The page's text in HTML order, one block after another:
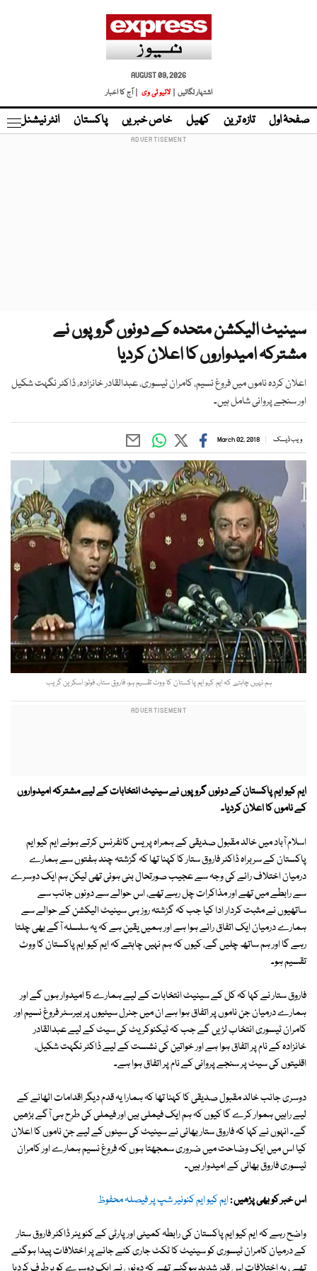
AUGUST 09, 2026
اشتہار لگائیں |
لائیو ٹی وی | آج کا اخبار
صفحۂ اول تازہ ترین کھیل خاص خبریں پاکستان انٹر نیشنل
سینیٹ الیکشن متحدہ کے دونوں گروپوں نے
مشترکہ امیدواروں کا اعلان کردیا
اعلان کردہ ناموں میں فروغ نسیم، کامران ٹیسوری، عبدالقادر خانزادہ، ڈاکٹر نگہت شکیل
اور سنجے پروانی شامل ہیں۔
ویب ڈیسک March 02, 2018
ہم نہیں چاہتے کہ ایم کیو ایم پاکستان کا ووٹ تقسیم ہو، فاروق ستار۔ فوٹو: اسکرین گریب
ایم کیو ایم پاکستان کے دونوں گروپوں نے سینیٹ انتخابات کے لیے مشترکہ امیدواروں
کے ناموں کا اعلان کردیا۔
اسلام آباد میں خالد مقبول صدیقی کے ہمراہ پریس کانفرنس کرتے ہوئے ایم کیو ایم
پاکستان کے سربراہ ڈاکٹر فاروق ستار کا کہنا تھا کہ گزشتہ چند ہفتوں سے ہمارے
درمیان اختلاف رائے کی وجہ سے عجیب صورتحال بنی ہوئی تھی لیکن ہم ایک دوسرے
سے رابطے میں تھے اور مذاکرات چل رہے تھے، اس حوالے سے دونوں جانب سے
ساتھیوں نے مثبت کردار ادا کیا جب کہ گزشتہ روز ہی سینیٹ الیکشن کے حوالے سے
ہمارے درمیان ایک اتفاق رائے ہوا ہے اور ہمیں یقین ہے کہ یہ سلسلہ آگے بھی چلتا
رہے گا اور ہم ساتھ چلیں گے، کیوں کہ ہم نہیں چاہتے کہ ایم کیو ایم پاکستان کا ووٹ
تقسیم ہو۔
فاروق ستار نے کہا کہ کل کے سینیٹ انتخابات کے لیے ہمارے 5 امیدوار ہوں گے اور
ہمارے درمیان جن ناموں پر اتفاق ہوا ہے ان میں جنرل سیٹیوں پر بیرسٹر فروغ نسیم اور
کامران ٹیسوری انتخاب لڑیں گے جب کہ ٹیکنوکریٹ کی سیٹ کے لیے عبدالقادر
خانزادہ کے نام پر اتفاق ہوا ہے اور خواتین کی نشست کے لیے ڈاکٹر نگہت شکیل،
اقلیتوں کی سیٹ پر سنجے پروانی کے نام پر اتفاق ہوا ہے۔
دوسری جانب خالد مقبول صدیقی کا کہنا تھا کہ ہمارا یہ قدم دیگر اقدامات اٹھانے کے
لیے راہیں ہموار کرے گا کیوں کہ ہم ایک فیملی ہیں اور فیملی کی طرح ہی آگے بڑھیں
گے۔ انہوں نے کہا کہ فاروق ستار بھائی نے سینیٹ کی سیٹوں کے لیے جن ناموں کا اعلان
کیا اس میں ایک وضاحت میں ضروری سمجھتا ہوں کہ فروغ نسیم ہمارے اور کامران
ٹیسوری فاروق بھائی کے امیدوار ہیں۔
اس خبر کو بھی پڑھیں :ایم کیو ایم کنونیر شپ پر فیصلہ محفوظ
واضح رہے کہ ایم کیو ایم پاکستان کی رابطہ کمیٹی اور پارٹی کے کنوینر ڈاکٹر فاروق ستار
کے درمیان کامران ٹیسوری کو سینیٹ کا ٹکٹ جاری کئے جانے پر اختلافات پیدا ہوگئے